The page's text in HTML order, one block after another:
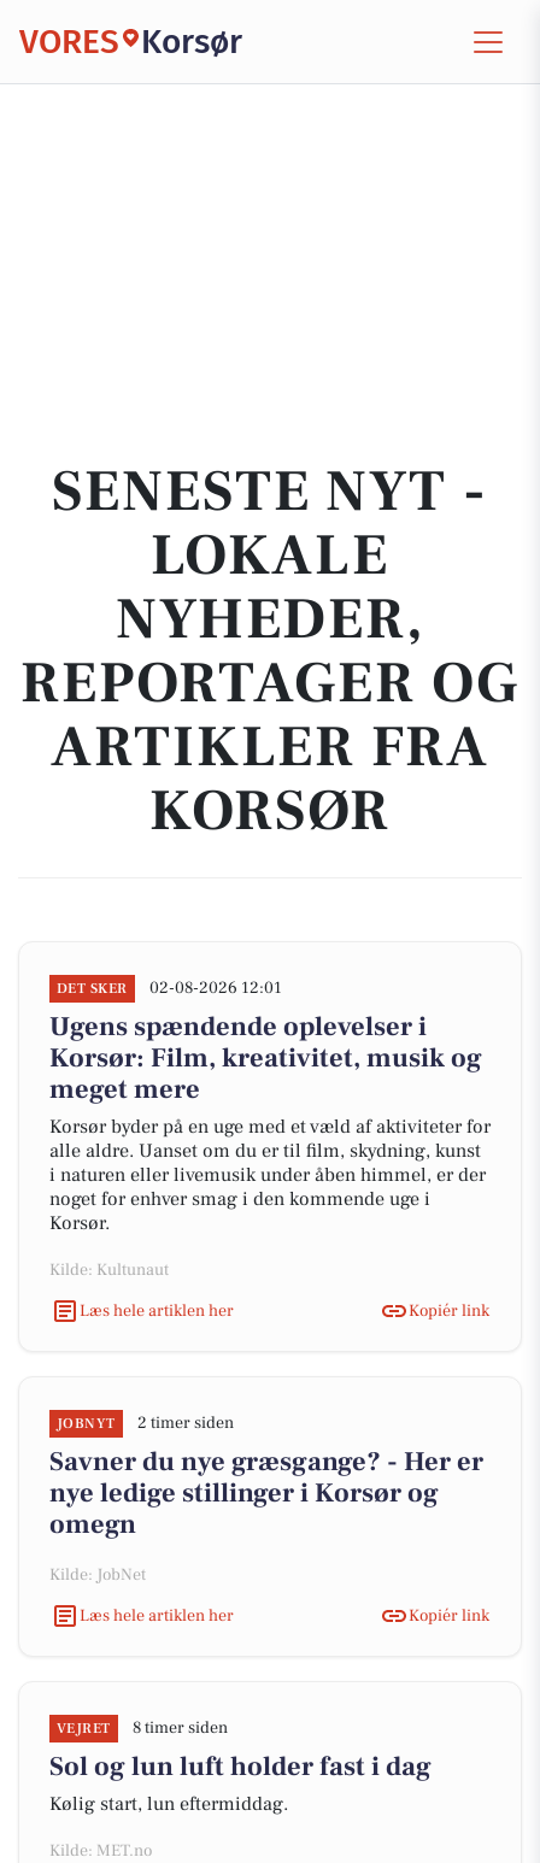
VORES Korsør
SENESTE NYT -
LOKALE
NYHEDER,
REPORTAGER OG
ARTIKLER FRA
KORSØR
DET SKER 02-08-2026 12:01
Ugens spændende oplevelser i
Korsør: Film, kreativitet, musik og
meget mere
Korsør byder på en uge med et væld af aktiviteter for
alle aldre. Uanset om du er til film, skydning, kunst
i naturen eller livemusik under åben himmel, er der
noget for enhver smag i den kommende uge i
Korsør.
Kilde: Kultunaut
Læs hele artiklen her
Kopiér link
JOBNYT 2 timer siden
Savner du nye græsgange? - Her er
nye ledige stillinger i Korsør og
omegn
Kilde: JobNet
Læs hele artiklen her
Kopiér link
VEJRET 8 timer siden
Sol og lun luft holder fast i dag
Kølig start, lun eftermiddag.
Kilde: MET.no